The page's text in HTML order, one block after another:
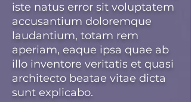
iste natus error sit voluptatem
accusantium doloremque
laudantium, totam rem
aperiam, eaque ipsa quae ab
illo inventore veritatis et quasi
architecto beatae vitae dicta
sunt explicabo.